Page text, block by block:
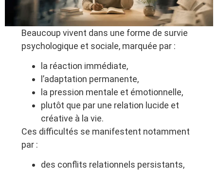
Beaucoup vivent dans une forme de survie
psychologique et sociale, marquée par :
la réaction immédiate,
l’adaptation permanente,
la pression mentale et émotionnelle,
plutôt que par une relation lucide et
créative à la vie.
Ces difficultés se manifestent notamment
par :
des conflits relationnels persistants,